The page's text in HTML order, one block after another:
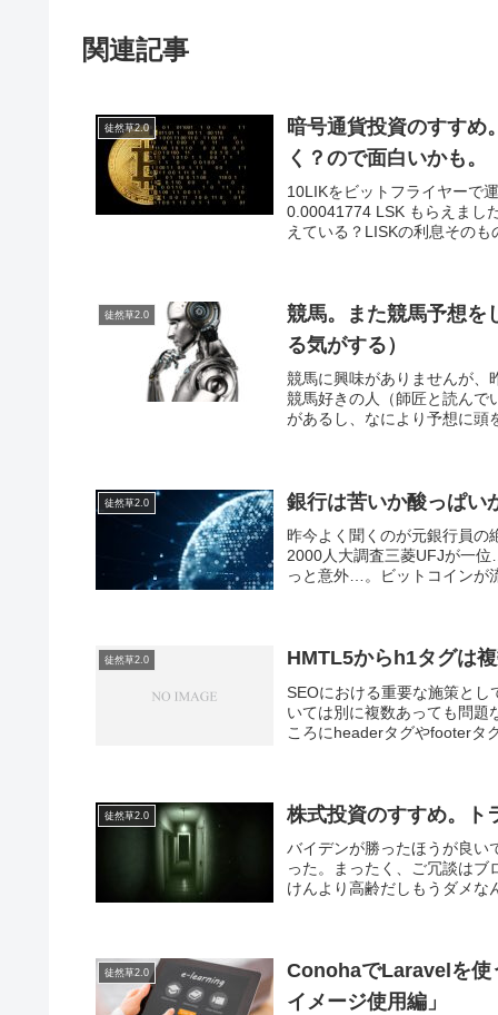
関連記事
徒然草2.0
暗号通貨投資のすすめ
く？ので面白いかも。
10LIKをビットフライヤーで
0.00041774 LSK もらえまし
えている？LISKの利息そのも
徒然草2.0
競馬。また競馬予想を
る気がする）
競馬に興味がありませんが、
競馬好きの人（師匠と読ん
があるし、なにより予想に頭
徒然草2.0 銀行は苦いか酸っぱい
昨今よく聞くのが元銀行員の
2000人大調査三菱UFJが一
っと意外…。ビットコインが
徒然草2.0 HMTL5からh1タグは
SEOにおける重要な施策と
いては別に複数あっても問
ころにheaderタグやfooterタ
徒然草2.0 株式投資のすすめ。ト
バイデンが勝ったほうが良い
った。まったく、ご冗談は
けんより高齢だしもうダメな
徒然草2.0
ConohaでLaravelを使
イメージ使用編」